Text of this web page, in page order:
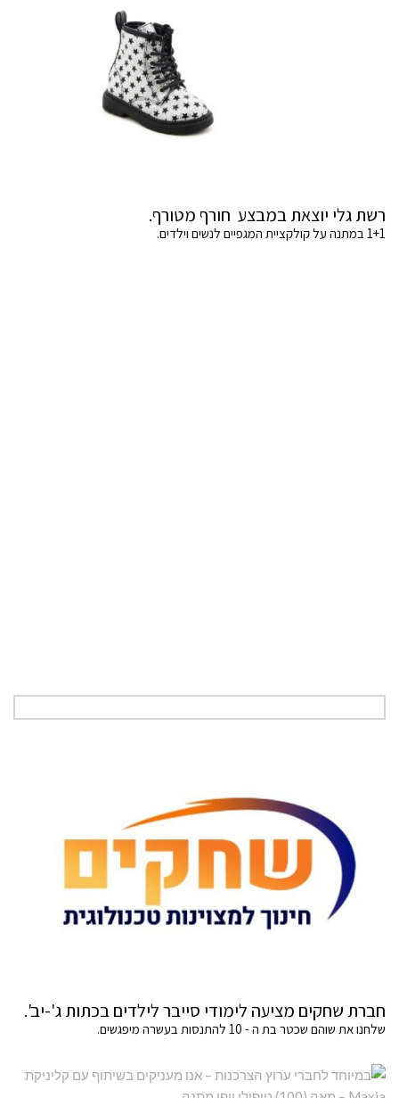
רשת גלי יוצאת במבצע חורף מטורף.
1+1 במתנה על קולקציית המגפיים לנשים וילדים.
חברת שחקים מציעה לימודי סייבר לילדים בכתות ג'-יב'.
שלחנו את שוהם שכטר בת ה - 10 להתנסות בעשרה מיפגשים.